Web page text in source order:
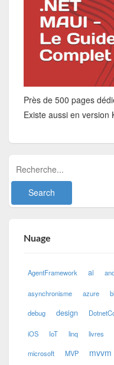
Près de 500 pages
Existe aussi en version
Nuage
AgentFramework ai
asynchronisme azure
debug design
iOS IoT linq livres
microsoft MVP mvvm